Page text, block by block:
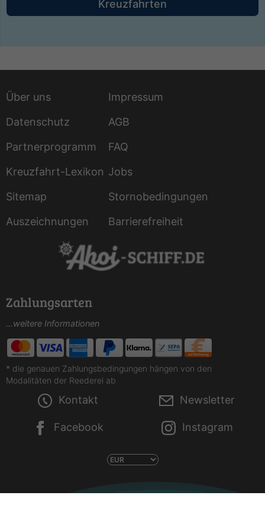
Kreuzfahrten
Über uns
Impressum
Datenschutz
AGB
Partnerprogramm
FAQ
Kreuzfahrt-Lexikon Jobs
Sitemap
Stornobedingungen
Auszeichnungen
Barrierefreiheit
Zahlungsarten
...weitere Informationen
* die genauen Zahlungsbedingungen hängen von den
Modalitäten der Reederei ab
Kontakt Newsletter
Facebook Instagram